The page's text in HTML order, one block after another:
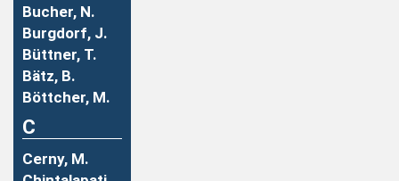
Bucher, N.
Burgdorf, J.
Büttner, T.
Bätz, B.
Böttcher, M.
C
Cerny, M.